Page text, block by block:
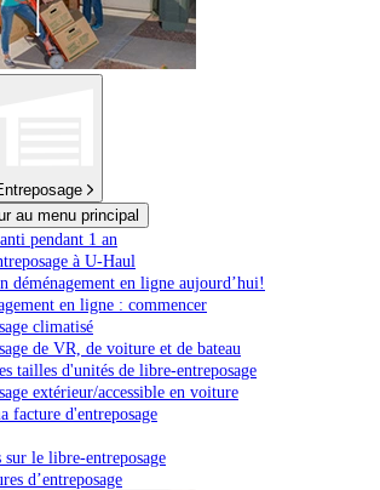
au menu principal
pendant 1 an
à U-Haul
déménagement en ligne aujourd’hui!
en ligne : commencer
climatisé
de VR, de voiture et de bateau
tailles d'unités de libre-entreposage
extérieur/accessible en voiture
facture d'entreposage
sur le libre-entreposage
d’entreposage